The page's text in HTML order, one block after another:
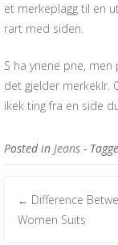
et merkeplagg til en
rart med siden.
S ha ynene pne,
det gjelder merkeklr.
ikek ting fra en side
Posted in Jeans -
Post
← Difference
Women Suits